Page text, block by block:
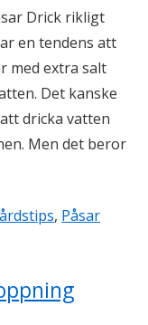
Drick rikligt
en tendens att
med extra salt
Det kanske
dricka vatten
Men det beror
, Påsar